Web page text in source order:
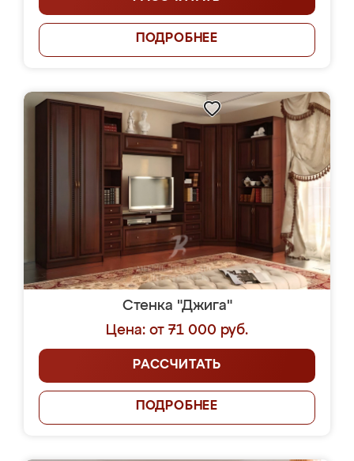
ПОДРОБНЕЕ
Стенка "Джига"
Цена: от 71 000 руб.
РАССЧИТАТЬ
ПОДРОБНЕЕ